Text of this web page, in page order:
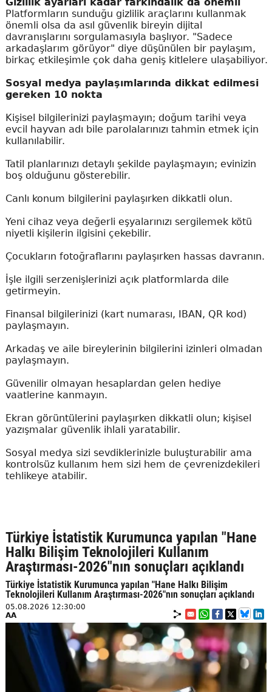
Platformların sunduğu gizlilik araçlarını kullanmak
önemli olsa da asıl güvenlik bireyin dijital
davranışlarını sorgulamasıyla başlıyor. "Sadece
arkadaşlarım görüyor" diye düşünülen bir paylaşım,
birkaç etkileşimle çok daha geniş kitlelere ulaşabiliyor.
Sosyal medya paylaşımlarında dikkat edilmesi
gereken 10 nokta
Kişisel bilgilerinizi paylaşmayın; doğum tarihi veya
evcil hayvan adı bile parolalarınızı tahmin etmek için
kullanılabilir.
Tatil planlarınızı detaylı şekilde paylaşmayın; evinizin
boş olduğunu gösterebilir.
Canlı konum bilgilerini paylaşırken dikkatli olun.
Yeni cihaz veya değerli eşyalarınızı sergilemek kötü
niyetli kişilerin ilgisini çekebilir.
Çocukların fotoğraflarını paylaşırken hassas davranın.
İşle ilgili serzenişlerinizi açık platformlarda dile
getirmeyin.
Finansal bilgilerinizi (kart numarası, IBAN, QR kod)
paylaşmayın.
Arkadaş ve aile bireylerinin bilgilerini izinleri olmadan
paylaşmayın.
Güvenilir olmayan hesaplardan gelen hediye
vaatlerine kanmayın.
Ekran görüntülerini paylaşırken dikkatli olun; kişisel
yazışmalar güvenlik ihlali yaratabilir.
Sosyal medya sizi sevdiklerinizle buluşturabilir ama
kontrolsüz kullanım hem sizi hem de çevrenizdekileri
tehlikeye atabilir.
Türkiye İstatistik Kurumunca yapılan "Hane
Halkı Bilişim Teknolojileri Kullanım
Araştırması-2026"nın sonuçları açıklandı
Türkiye İstatistik Kurumunca yapılan "Hane Halkı Bilişim
Teknolojileri Kullanım Araştırması-2026"nın sonuçları açıklandı
05.08.2026 12:30:00
AA